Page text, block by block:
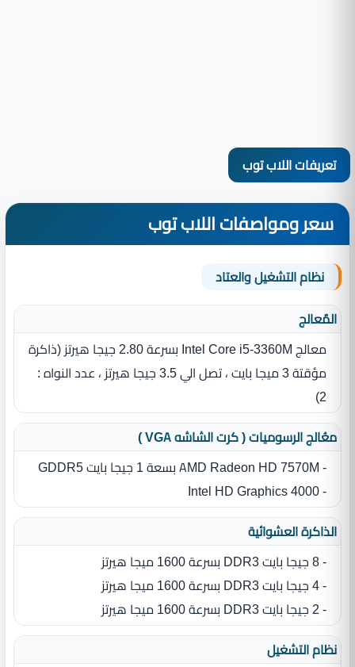
تعريفات اللاب توب
سعر ومواصفات اللاب توب
نظام التشغيل والعتاد
المٌعالج
معالج Intel Core i5-3360M بسرعة 2.80 جيجا هيرتز (ذاكرة
مؤقتة 3 ميجا بايت ، تصل الي 3.5 جيجا هيرتز ، عدد النواه :
2‏)‏
معُالج الرسوميات ( كرت الشاشه VGA )
- AMD Radeon HD 7570M بسعة 1 جيجا بايت GDDR5
- Intel HD Graphics 4000
الذاكرة العشوائية
- 8 جيجا بايت DDR3 بسرعة 1600 ميجا هيرتز
- 4 جيجا بايت DDR3 بسرعة 1600 ميجا هيرتز
- 2 جيجا بايت DDR3 بسرعة 1600 ميجا هيرتز
نظام التشغيل